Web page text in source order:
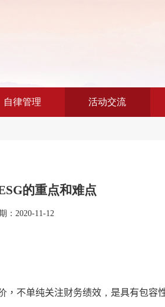
自律管理 活动交流
的重点和难点
：2020-11-12
，不单纯关注财务绩效 ， 是具有包容